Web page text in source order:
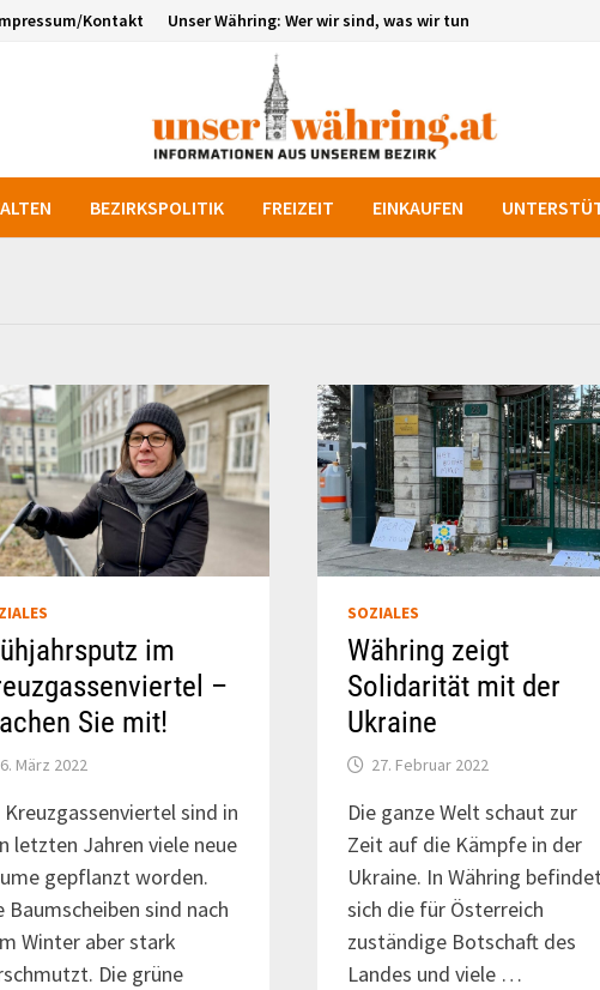
Kontakt Unser Währing: Wer wir sind, was wir tun
BEZIRKSPOLITIK FREIZEIT EINKAUFEN
im
–
Sie mit!
6. März 2022
Kreuzgassenviertel sind in
letzten Jahren viele neue
gepflanzt worden.
Baumscheiben sind nach
Winter aber stark
Die grüne
SOZIALES
Währing zeigt
Solidarität mit der
Ukraine
27. Februar 2022
Die ganze Welt schaut zur
Zeit auf die Kämpfe in der
Ukraine. In Währing
sich die für Österreich
zuständige Botschaft des
Landes und viele …